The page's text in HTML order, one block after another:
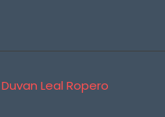
Duvan Leal Ropero